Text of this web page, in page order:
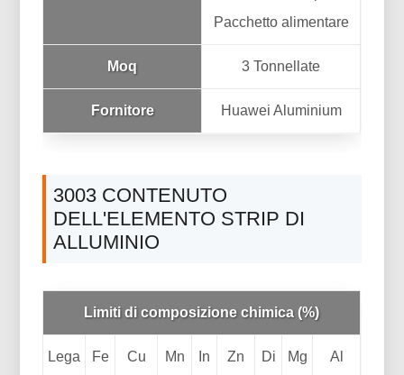
Pacchetto alimentare
Moq 3 Tonnellate
Fornitore Huawei Aluminium
3003 CONTENUTO
DELL'ELEMENTO STRIP DI
ALLUMINIO
Limiti di composizione chimica (%)
Lega Fe Cu Mn In Zn Di Mg Al